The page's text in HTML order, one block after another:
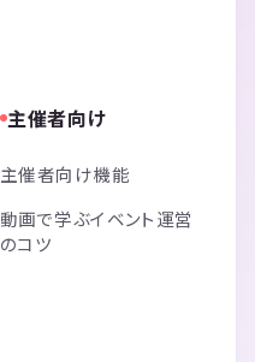
主催者向け
主催者向け機能
動画で学ぶイベント運営
のコツ